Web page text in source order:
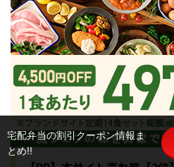
宅配弁当の割引クーポン情報ま
とめ!!